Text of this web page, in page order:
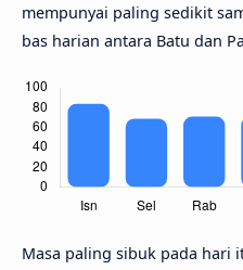
mempunyai paling sedikit
bas harian antara Batu dan
Masa paling sibuk pada hari